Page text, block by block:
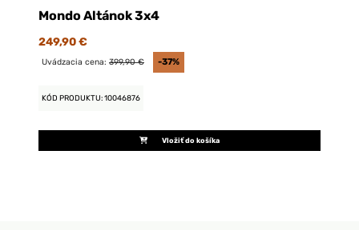
Mondo Altánok 3x4
249,90 €
Uvádzacia cena: 399,90 € -37%
KÓD PRODUKTU: 10046876
Vložiť do košíka